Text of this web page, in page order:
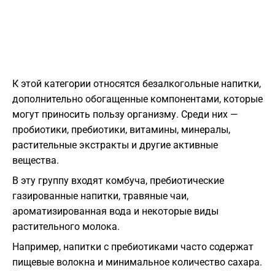
К этой категории относятся безалкогольные напитки,
дополнительно обогащенные компонентами, которые
могут приносить пользу организму. Среди них —
пробиотики, пребиотики, витамины, минералы,
растительные экстракты и другие активные
вещества.
В эту группу входят комбуча, пребиотические
газированные напитки, травяные чаи,
ароматизированная вода и некоторые виды
растительного молока.
Например, напитки с пребиотиками часто содержат
пищевые волокна и минимальное количество сахара.